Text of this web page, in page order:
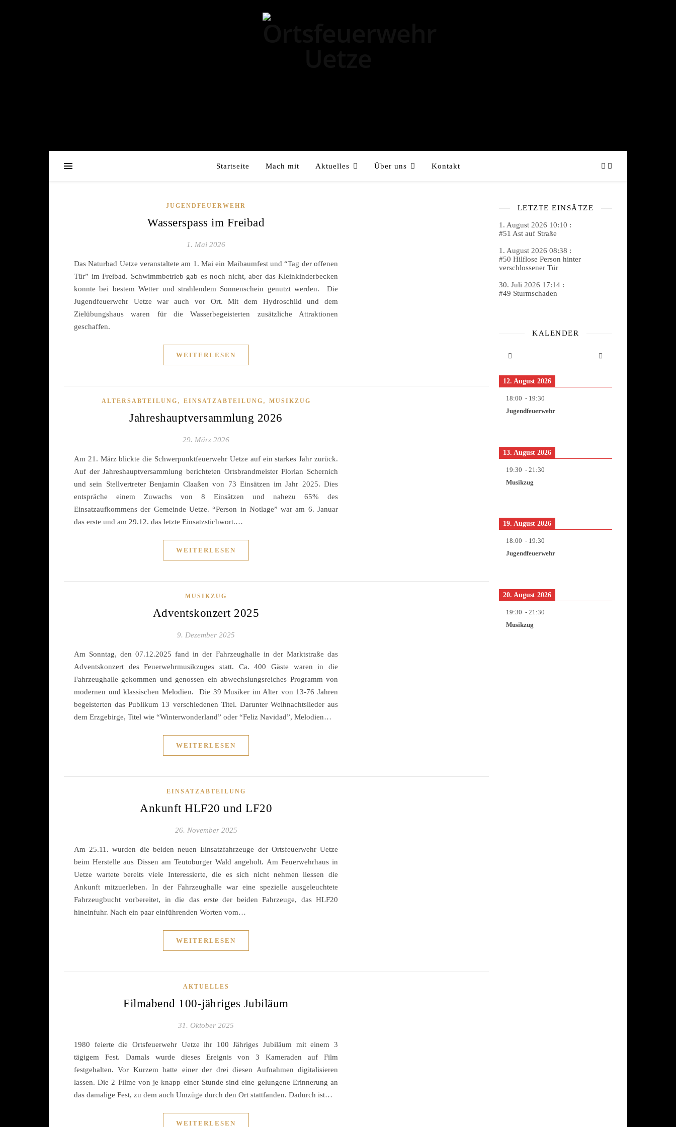
Startseite Mach mit Aktuelles Über uns Kontakt
JUGENDFEUERWEHR
Wasserspass im Freibad
1. Mai 2026
Das Naturbad Uetze veranstaltete am 1. Mai ein Maibaumfest und “Tag der offenen
Tür” im Freibad. Schwimmbetrieb gab es noch nicht, aber das Kleinkinderbecken
konnte bei bestem Wetter und strahlendem Sonnenschein genutzt werden. Die
Jugendfeuerwehr Uetze war auch vor Ort. Mit dem Hydroschild und dem
Zielübungshaus waren für die Wasserbegeisterten zusätzliche Attraktionen
geschaffen.
WEITERLESEN
ALTERSABTEILUNG , EINSATZABTEILUNG , MUSIKZUG
Jahreshauptversammlung 2026
29. März 2026
Am 21. März blickte die Schwerpunktfeuerwehr Uetze auf ein starkes Jahr zurück.
Auf der Jahreshauptversammlung berichteten Ortsbrandmeister Florian Schernich
und sein Stellvertreter Benjamin Claaßen von 73 Einsätzen im Jahr 2025. Dies
entspräche einem Zuwachs von 8 Einsätzen und nahezu 65% des
Einsatzaufkommens der Gemeinde Uetze. “Person in Notlage” war am 6. Januar
das erste und am 29.12. das letzte Einsatzstichwort.…
WEITERLESEN
MUSIKZUG
Adventskonzert 2025
9. Dezember 2025
Am Sonntag, den 07.12.2025 fand in der Fahrzeughalle in der Marktstraße das
Adventskonzert des Feuerwehrmusikzuges statt. Ca. 400 Gäste waren in die
Fahrzeughalle gekommen und genossen ein abwechslungsreiches Programm von
modernen und klassischen Melodien. Die 39 Musiker im Alter von 13-76 Jahren
begeisterten das Publikum 13 verschiedenen Titel. Darunter Weihnachtslieder aus
dem Erzgebirge, Titel wie “Winterwonderland” oder “Feliz Navidad”, Melodien…
WEITERLESEN
EINSATZABTEILUNG
Ankunft HLF20 und LF20
26. November 2025
Am 25.11. wurden die beiden neuen Einsatzfahrzeuge der Ortsfeuerwehr Uetze
beim Herstelle aus Dissen am Teutoburger Wald angeholt. Am Feuerwehrhaus in
Uetze wartete bereits viele Interessierte, die es sich nicht nehmen liessen die
Ankunft mitzuerleben. In der Fahrzeughalle war eine spezielle ausgeleuchtete
Fahrzeugbucht vorbereitet, in die das erste der beiden Fahrzeuge, das HLF20
hineinfuhr. Nach ein paar einführenden Worten vom…
WEITERLESEN
AKTUELLES
Filmabend 100-jähriges Jubiläum
31. Oktober 2025
1980 feierte die Ortsfeuerwehr Uetze ihr 100 Jähriges Jubiläum mit einem 3
tägigem Fest. Damals wurde dieses Ereignis von 3 Kameraden auf Film
festgehalten. Vor Kurzem hatte einer der drei diesen Aufnahmen digitalisieren
lassen. Die 2 Filme von je knapp einer Stunde sind eine gelungene Erinnerung an
das damalige Fest, zu dem auch Umzüge durch den Ort stattfanden. Dadurch ist…
WEITERLESEN
LETZTE EINSÄTZE
1. August 2026 10:10 :
#51 Ast auf Straße
1. August 2026 08:38 :
#50 Hilflose Person hinter
verschlossener Tür
30. Juli 2026 17:14 :
#49 Sturmschaden
KALENDER
12. August 2026
18:00 - 19:30
Jugendfeuerwehr
13. August 2026
19:30 - 21:30
Musikzug
19. August 2026
18:00 - 19:30
Jugendfeuerwehr
20. August 2026
19:30 - 21:30
Musikzug